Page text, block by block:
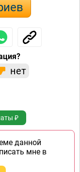
нет
₽
данной
мне в